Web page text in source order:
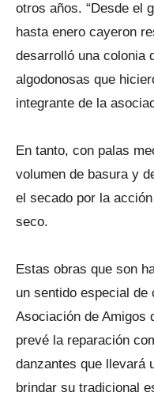
otros años. “Desde el
hasta enero cayeron
desarrolló una colonia
algodonosas que
integrante de la
En tanto, con palas
volumen de basura y
el secado por la
seco.
Estas obras que son
un sentido especial
Asociación de Amigos
prevé la reparación
danzantes que llevará
brindar su tradicional